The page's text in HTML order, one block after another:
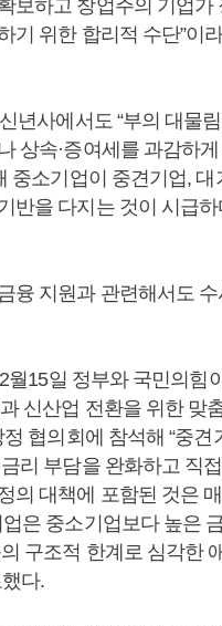
보하고 창업주의 기업가
기 위한 합리적 수단”이
년사에서도 “부의 대물
상속·증여세를 과감하
중소기업이 중견기업,
반을 다지는 것이 시급하
융 지원과 관련해서도
월15일 정부와 국민의힘
신산업 전환을 위한 맞
정 협의회에 참석해 “중견
리 부담을 완화하고 직
의 대책에 포함된 것은
업은 중소기업보다 높은
구조적 한계로 심각한
다.